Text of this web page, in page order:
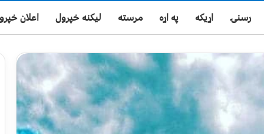
رسنۍ اړیکه په اړه مرسته لیکنه خپرول اعلان